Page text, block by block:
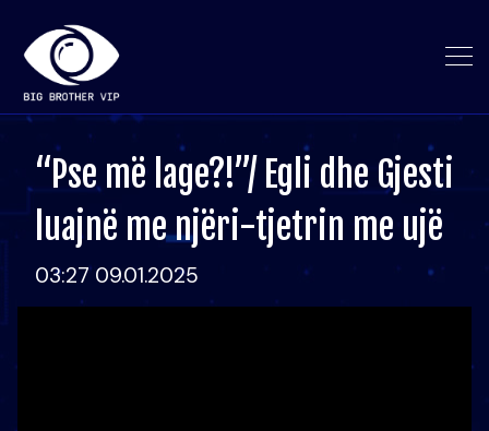
“Pse më lage?!”/ Egli dhe Gjesti
luajnë me njëri-tjetrin me ujë
03:27 09.01.2025